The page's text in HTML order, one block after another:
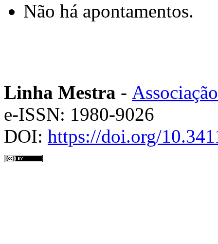
Não há apontamentos.
Linha Mestra -
e-ISSN: 1980-9026
DOI: https://doi.org/